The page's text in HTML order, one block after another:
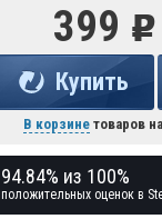
399
Купить
В корзинетоваров на
94.84% из 100%
положительных оценок в